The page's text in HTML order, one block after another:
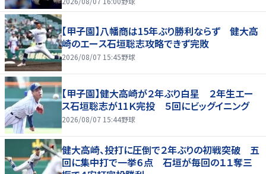
【甲子園】八幡商は15年ぶり勝利ならず 健大高
崎のエース石垣聡志攻略できず完敗
2026/08/07 15:45野球
【甲子園】健大高崎が２年ぶり白星 ２年生エー
ス石垣聡志が11Ｋ完投 ５回にビッグイニング
2026/08/07 15:44野球
健大高崎、投打に圧倒で２年ぶりの初戦突破 五
回に集中打で一挙６点 石垣が毎回の１１奪三